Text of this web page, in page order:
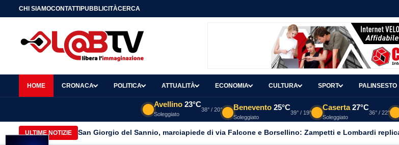
CHI SIAMOCONTATTIPUBBLICITÀCERCA
HOME CRONACA POLITICA ATTUALITÀ ECONOMIA CULTURA SPORT PALINSESTO
Avellino 23°C
Soleggiato
38° / 20° Benevento 25°C
Soleggiato
39° / 19°
Caserta 27°C
Soleggiato
36° / 22°
ULTIME NOTIZIE San Giorgio del Sannio, marciapiede di via Falcone e Borsellino: Zampetti e Lombardi